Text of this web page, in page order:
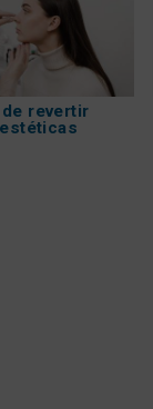
de revertir